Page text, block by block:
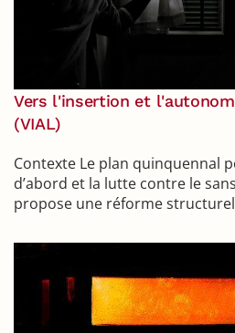
Vers l'insertion et
(VIAL)
Contexte Le plan quinquennal
d’abord et la lutte contre le
propose une réforme